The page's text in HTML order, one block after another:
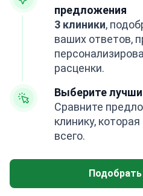
предложения
3 клиники,
ваших ответов,
расценки.
Выберите
Сравните
клинику,
всего.
Подобрать